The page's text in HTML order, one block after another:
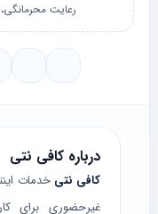
رعایت
درباره کافی نتی
کافی نتی خدمات
غیرحضوری برای